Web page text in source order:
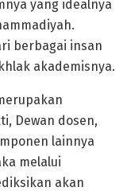
yang idealnya
berbagai insan
akademisnya.
Dewan dosen,
lainnya
melalui
akan